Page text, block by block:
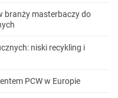
branży masterbaczy do
niski recykling i
PCW w Europie